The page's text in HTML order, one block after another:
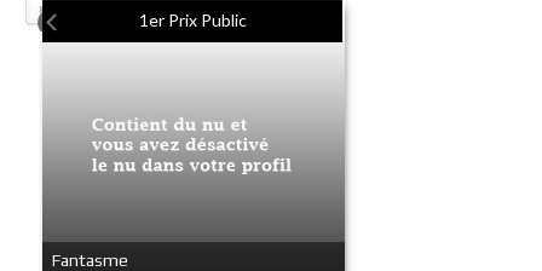
»
1er Prix Public
Fantasme